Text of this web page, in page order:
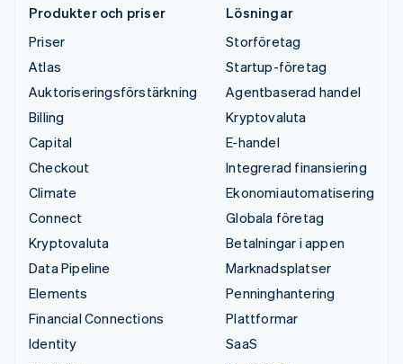
Produkter och priser
Priser
Atlas
Auktoriseringsförstärkning
Billing
Capital
Checkout
Climate
Connect
Kryptovaluta
Data Pipeline
Elements
Financial Connections
Identity
Lösningar
Storföretag
Startup-företag
Agentbaserad handel
Kryptovaluta
E-handel
Integrerad finansiering
Ekonomiautomatisering
Globala företag
Betalningar i appen
Marknadsplatser
Penninghantering
Plattformar
SaaS